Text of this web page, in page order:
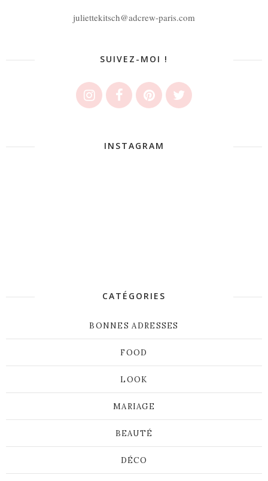
juliettekitsch@adcrew-paris.com
SUIVEZ-MOI !
INSTAGRAM
CATÉGORIES
BONNES ADRESSES
FOOD
LOOK
MARIAGE
BEAUTÉ
DÉCO